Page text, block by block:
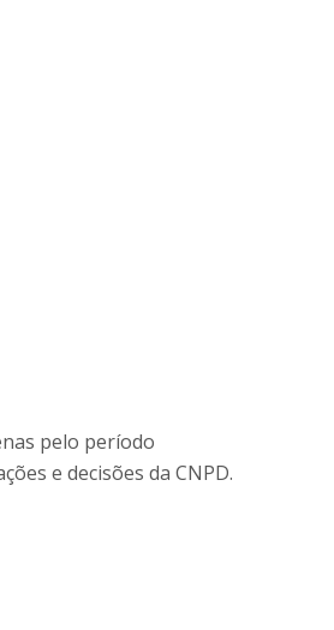
pelo período
e decisões da CNPD.